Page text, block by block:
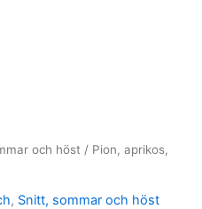
och höst / Pion, aprikos,
, Snitt, sommar och höst